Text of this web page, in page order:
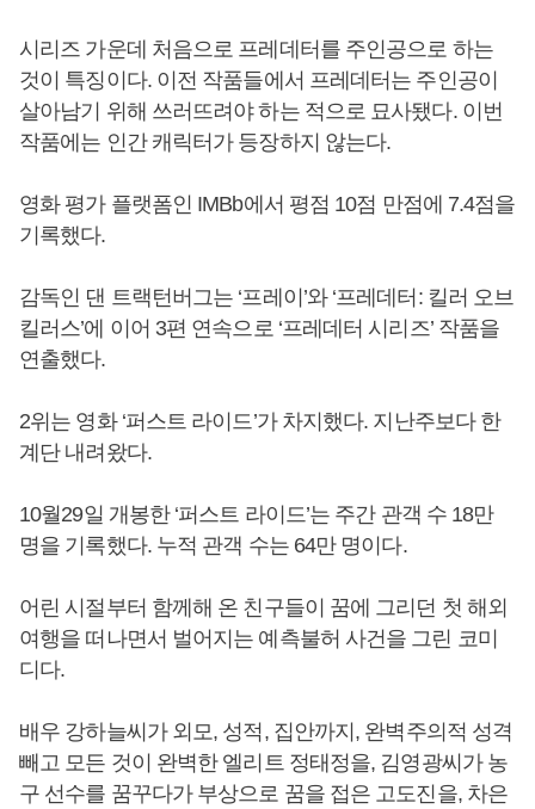
시리즈 가운데 처음으로 프레데터를 주인공으로 하는
것이 특징이다. 이전 작품들에서 프레데터는 주인공이
살아남기 위해 쓰러뜨려야 하는 적으로 묘사됐다. 이번
작품에는 인간 캐릭터가 등장하지 않는다.
영화 평가 플랫폼인 IMBb에서 평점 10점 만점에 7.4점을
기록했다.
감독인 댄 트랙턴버그는 ‘프레이’와 ‘프레데터: 킬러 오브
킬러스’에 이어 3편 연속으로 ‘프레데터 시리즈’ 작품을
연출했다.
2위는 영화 ‘퍼스트 라이드’가 차지했다. 지난주보다 한
계단 내려왔다.
10월29일 개봉한 ‘퍼스트 라이드’는 주간 관객 수 18만
명을 기록했다. 누적 관객 수는 64만 명이다.
어린 시절부터 함께해 온 친구들이 꿈에 그리던 첫 해외
여행을 떠나면서 벌어지는 예측불허 사건을 그린 코미
디다.
배우 강하늘씨가 외모, 성적, 집안까지, 완벽주의적 성격
빼고 모든 것이 완벽한 엘리트 정태정을, 김영광씨가 농
구 선수를 꿈꾸다가 부상으로 꿈을 접은 고도진을, 차은